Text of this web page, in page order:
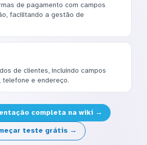
de pagamento com campos
facilitando a gestão de
de clientes, incluindo campos
telefone e endereço.
completa na wiki →
teste grátis →